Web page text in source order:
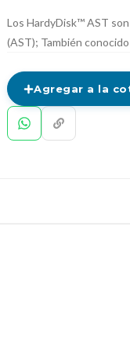
Los HardyDisk™ AST
(AST); También
Agregar a la